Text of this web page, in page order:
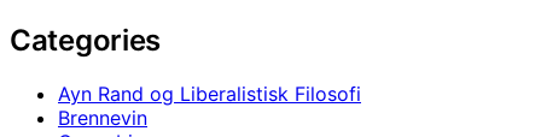
Categories
Ayn Rand og Liberalistisk Filosofi
Brennevin